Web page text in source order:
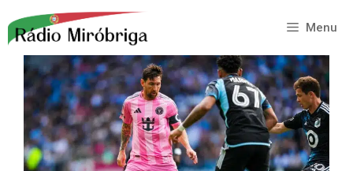
para
conteúdo
Menu